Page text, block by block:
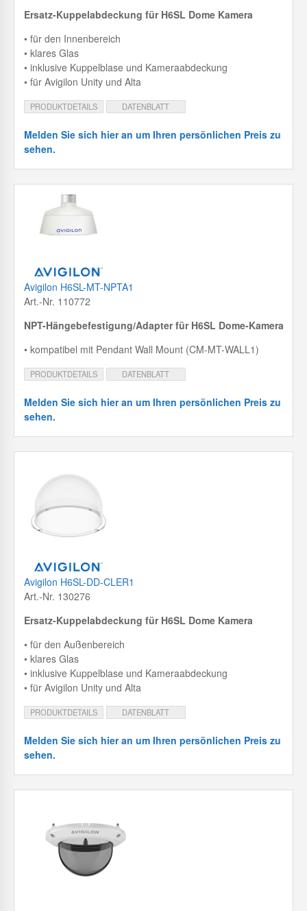
Ersatz-Kuppelabdeckung für H6SL Dome Kamera
• für den Innenbereich
• klares Glas
• inklusive Kuppelblase und Kameraabdeckung
• für Avigilon Unity und Alta
PRODUKTDETAILS DATENBLATT
Melden Sie sich hier an um Ihren persönlichen Preis zu
sehen.
Avigilon H6SL-MT-NPTA1
Art.-Nr. 110772
NPT-Hängebefestigung/Adapter für H6SL Dome-Kamera
• kompatibel mit Pendant Wall Mount (CM-MT-WALL1)
PRODUKTDETAILS DATENBLATT
Melden Sie sich hier an um Ihren persönlichen Preis zu
sehen.
Avigilon H6SL-DD-CLER1
Art.-Nr. 130276
Ersatz-Kuppelabdeckung für H6SL Dome Kamera
• für den Außenbereich
• klares Glas
• inklusive Kuppelblase und Kameraabdeckung
• für Avigilon Unity und Alta
PRODUKTDETAILS DATENBLATT
Melden Sie sich hier an um Ihren persönlichen Preis zu
sehen.